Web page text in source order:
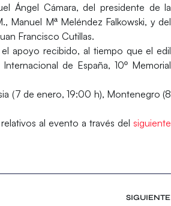
Ángel Cámara, del presidente de la
Manuel Mª Meléndez Falkowski, y del
Francisco Cutillas.
apoyo recibido, al tiempo que el edil
de España, 10º Memorial
(7 de enero, 19:00 h), Montenegro (8
al evento a través del siguiente
SIGUIENTE